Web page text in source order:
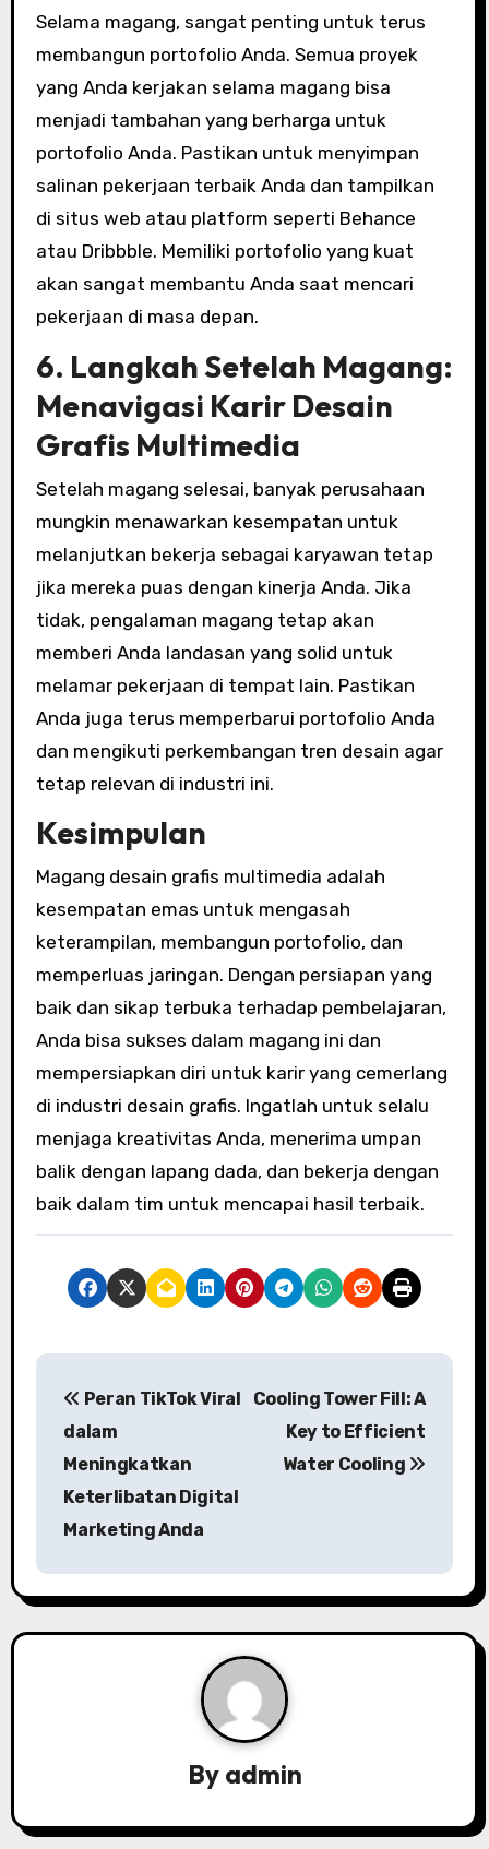
Selama magang, sangat penting untuk terus
membangun portofolio Anda. Semua proyek
yang Anda kerjakan selama magang bisa
menjadi tambahan yang berharga untuk
portofolio Anda. Pastikan untuk menyimpan
salinan pekerjaan terbaik Anda dan tampilkan
di situs web atau platform seperti Behance
atau Dribbble. Memiliki portofolio yang kuat
akan sangat membantu Anda saat mencari
pekerjaan di masa depan.
6. Langkah Setelah Magang:
Menavigasi Karir Desain
Grafis Multimedia
Setelah magang selesai, banyak perusahaan
mungkin menawarkan kesempatan untuk
melanjutkan bekerja sebagai karyawan tetap
jika mereka puas dengan kinerja Anda. Jika
tidak, pengalaman magang tetap akan
memberi Anda landasan yang solid untuk
melamar pekerjaan di tempat lain. Pastikan
Anda juga terus memperbarui portofolio Anda
dan mengikuti perkembangan tren desain agar
tetap relevan di industri ini.
Kesimpulan
Magang desain grafis multimedia adalah
kesempatan emas untuk mengasah
keterampilan, membangun portofolio, dan
memperluas jaringan. Dengan persiapan yang
baik dan sikap terbuka terhadap pembelajaran,
Anda bisa sukses dalam magang ini dan
mempersiapkan diri untuk karir yang cemerlang
di industri desain grafis. Ingatlah untuk selalu
menjaga kreativitas Anda, menerima umpan
balik dengan lapang dada, dan bekerja dengan
baik dalam tim untuk mencapai hasil terbaik.
P
a
v
t
Peran TikTok Viral
dalam
Meningkatkan
Keterlibatan Digital
Marketing Anda
Cooling Tower Fill: A
Key to Efficient
Water Cooling
By admin